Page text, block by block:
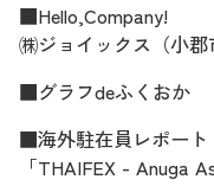
■Hello,Company!
㈱ジョイックス（小郡
■グラフdeふくおか
■海外駐在員レポート
「THAIFEX - Anuga